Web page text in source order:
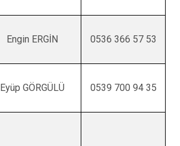
Engin ERGİN 0536 366 57 53
Eyüp GÖRGÜLÜ 0539 700 94 35